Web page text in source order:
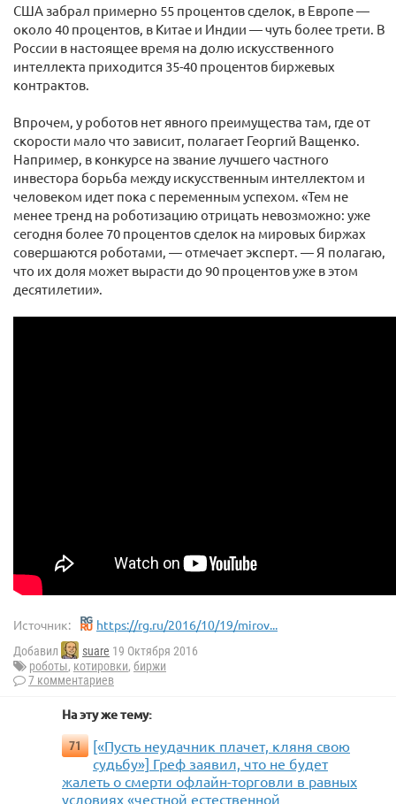
США забрал примерно 55 процентов сделок, в Европе —
около 40 процентов, в Китае и Индии — чуть более трети. В
России в настоящее время на долю искусственного
интеллекта приходится 35-40 процентов биржевых
контрактов.
Впрочем, у роботов нет явного преимущества там, где от
скорости мало что зависит, полагает Георгий Ващенко.
Например, в конкурсе на звание лучшего частного
инвестора борьба между искусственным интеллектом и
человеком идет пока с переменным успехом. «Тем не
менее тренд на роботизацию отрицать невозможно: уже
сегодня более 70 процентов сделок на мировых биржах
совершаются роботами, — отмечает эксперт. — Я полагаю,
что их доля может вырасти до 90 процентов уже в этом
десятилетии».
Источник: https://rg.ru/2016/10/19/mirov...
Добавил suare 19 Октября 2016
роботы, котировки, биржи
7 комментариев
На эту же тему:
71
[«Пусть неудачник плачет, кляня свою
судьбу»] Греф заявил, что не будет
жалеть о смерти офлайн-торговли в равных
условиях «честной естественной